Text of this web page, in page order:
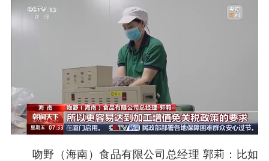
吻野（海南）食品有限公司总经理 郭莉：比如